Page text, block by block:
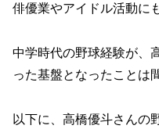
俳優業やアイドル活動に
中学時代の野球経験が、
った基盤となったことは
以下に、高橋優斗さんの